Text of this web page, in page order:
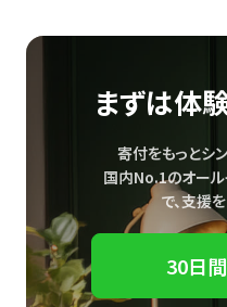
まずは体
寄付をもっとシ
国内No.1のオール
で、支援を
30日